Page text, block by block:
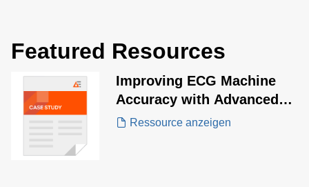
Featured Resources
Improving ECG Machine
Accuracy with Advanced
Energy ME20 Series
Ressource anzeigen